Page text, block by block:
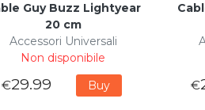
Guy Buzz Lightyear
20 cm
Accessori Universali
Non disponibile
€29.99 Buy €